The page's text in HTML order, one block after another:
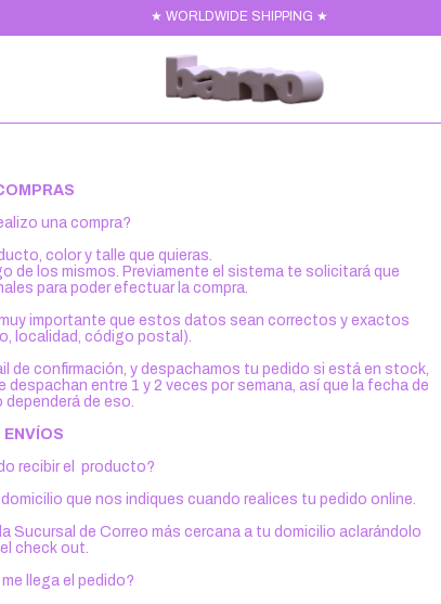
★ WORLDWIDE SHIPPING ★
una compra?
color y talle que quieras.
de los mismos. Previamente el sistema te solicitará que
para poder efectuar la compra.
importante que estos datos sean correctos y exactos
localidad, código postal).
de confirmación, y despachamos tu pedido si está en stock,
entre 1 y 2 veces por semana, así que la fecha de
dependerá de eso.
ENVÍOS
recibir el producto?
que nos indiques cuando realices tu pedido online.
de Correo más cercana a tu domicilio aclarándolo
check out.
llega el pedido?